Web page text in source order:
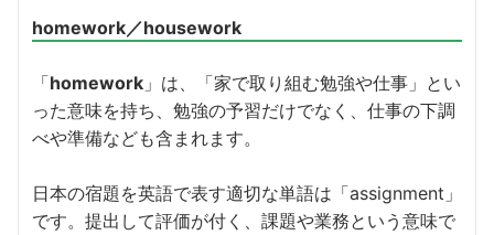
homework／housework
「homework 」は、「家で取り組む勉強や仕事」とい
った意味を持ち、勉強の予習だけでなく、仕事の下調
べや準備なども含まれます。
日本の宿題を英語で表す適切な単語は「assignment」
です。提出して評価が付く、課題や業務という意味で